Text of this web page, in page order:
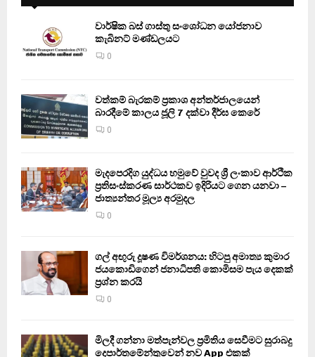
වාර්ෂික බස් ගාස්තු සංශෝධන යෝජනාව
කැබිනට් මණ්ඩලයට
0
වත්කම් බැරකම් ප්‍රකාශ අන්තර්ජාලයෙන්
බාරදීමේ කාලය ජූලි 7 දක්වා දීර්ඝ කෙරේ
0
මැදපෙරදිග යුද්ධය හමුවේ වුවද ශ්‍රී ලංකාව ආර්ථික
ප්‍රතිසංස්කරණ සාර්ථකව ඉදිරියට ගෙන යනවා –
ජාත්‍යන්තර මූල්‍ය අරමුදල
0
ගල් අඟුරු දූෂණ විමර්ශනය: හිටපු අමාත්‍ය කුමාර
ජයකොඩිගෙන් ජනාධිපති කොමිසම පැය දෙකක්
ප්‍රශ්න කරයි
0
මිලදී ගන්නා මත්පැන්වල ප්‍රමිතිය සෙවීමට සුරාබදු
දෙපාර්තමේන්තුවෙන් නව App එකක්